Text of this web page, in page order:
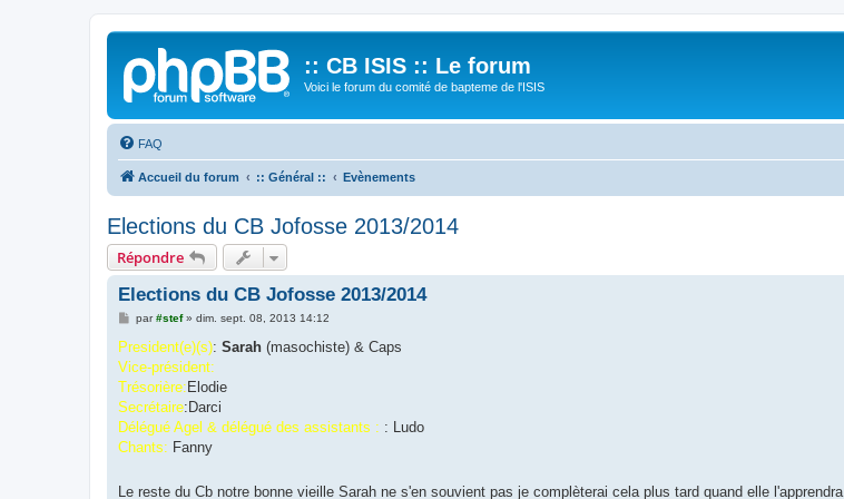
:: CB ISIS :: Le forum
Voici le forum du comité de bapteme de l'ISIS
FAQ
Accueil du forum :: Général :: Evènements
Elections du CB Jofosse 2013/2014
Répondre
Elections du CB Jofosse 2013/2014
M
s
a
g
par#stef» dim. sept. 08, 2013 14:12
President(e)(s): Sarah (masochiste) & Caps
Vice-président:
Trésorière:Elodie
Secrétaire:Darci
Délégué Agel & délégué des assistants : : Ludo
Chants: Fanny
Le reste du Cb notre bonne vieille Sarah ne s'en souvient pas je complèterai cela plus tard quand elle l'apprendra